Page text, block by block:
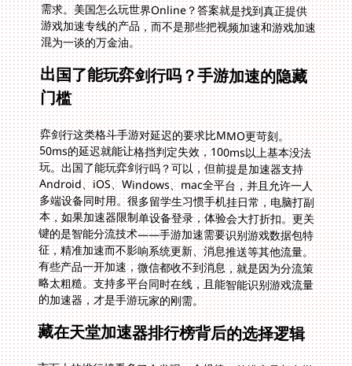
混为一谈的万金油。
出国了能玩弈剑行吗？手游加速的隐藏
门槛
弈剑行这类格斗手游对延迟的要求比MMO更苛刻。
50ms的延迟就能让格挡判定失效，100ms以上基本没法
玩。出国了能玩弈剑行吗？可以，但前提是加速器支持
Android、iOS、Windows、mac全平台，并且允许一人
多端设备同时用。很多留学生习惯手机挂日常，电脑打副
本，如果加速器限制单设备登录，体验会大打折扣。更关
键的是智能分流技术——手游加速需要识别游戏数据包特
征，精准加速而不影响系统更新、消息推送等其他流量。
有些产品一开加速，微信都收不到消息，就是因为分流策
略太粗糙。支持多平台同时在线，且能智能识别游戏流量
的加速器，才是手游玩家的刚需。
藏在天堂加速器排行榜背后的选择逻辑